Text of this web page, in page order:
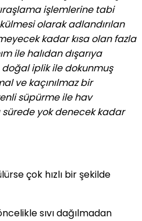
işlemlerine tabi
olarak adlandırılan
kadar kısa olan fazla
ile halıdan dışarıya
doğal iplik ile dokunmuş
ve kaçınılmaz bir
süpürme ile hav
sürede yok denecek kadar
çok hızlı bir şekilde
sıvı dağılmadan